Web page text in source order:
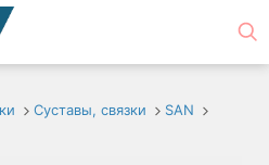
Суставы, связки
SAN